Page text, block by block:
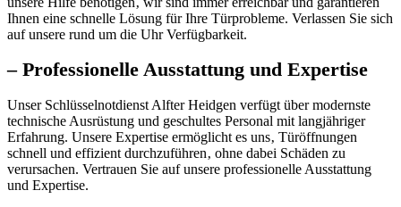
Ihnen eine schnelle Lösung für Ihre Türprobleme.​ Verlassen Sie sich
auf unsere rund um die Uhr Verfügbarkeit.​
– Professionelle Ausstattung und Expertise
Unser Schlüsselnotdienst Alfter Heidgen verfügt über modernste
technische Ausrüstung und geschultes Personal mit langjähriger
Erfahrung.​ Unsere Expertise ermöglicht es uns‚ Türöffnungen
schnell und effizient durchzuführen‚ ohne dabei Schäden zu
verursachen.​ Vertrauen Sie auf unsere professionelle Ausstattung
und Expertise.​